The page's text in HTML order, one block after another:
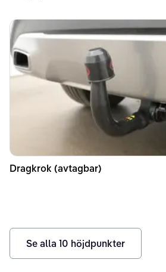
Dragkrok (avtagbar)
Se alla 10 höjdpunkter